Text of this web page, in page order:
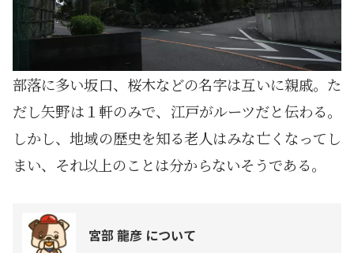
部落に多い坂口、桜木などの名字は互いに親戚。た
だし矢野は１軒のみで、江戸がルーツだと伝わる。
しかし、地域の歴史を知る老人はみな亡くなってし
まい、それ以上のことは分からないそうである。
宮部 龍彦 について